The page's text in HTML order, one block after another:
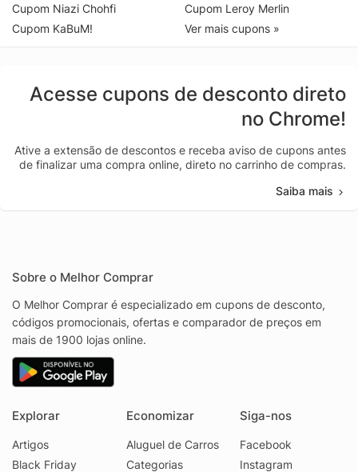
Cupom Niazi Chohfi
Cupom KaBuM!
Cupom Leroy Merlin
Ver mais cupons »
Acesse cupons de desconto direto
no Chrome!
Ative a extensão de descontos e receba aviso de cupons antes
de finalizar uma compra online, direto no carrinho de compras.
Saiba mais
Sobre o Melhor Comprar
O Melhor Comprar é especializado em cupons de desconto,
códigos promocionais, ofertas e comparador de preços em
mais de 1900 lojas online.
Explorar
Artigos
Black Friday
Economizar
Aluguel de Carros
Categorias
Siga-nos
Facebook
Instagram